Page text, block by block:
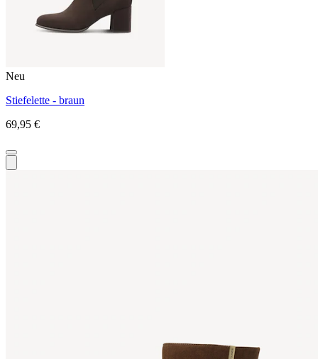
Neu
Stiefelette - braun
69,95 €